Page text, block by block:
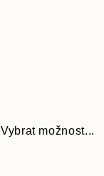
Vybrat možnost...